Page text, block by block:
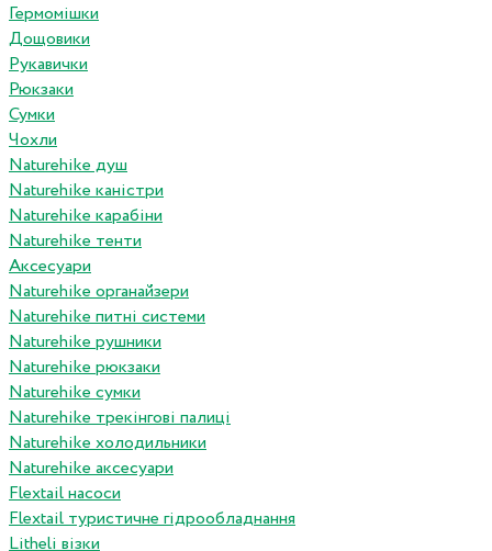
Гермомішки
Дощовики
Рукавички
Рюкзаки
Сумки
Чохли
Naturehike душ
Naturehike каністри
Naturehike карабіни
Naturehike тенти
Аксесуари
Naturehike органайзери
Naturehike питні системи
Naturehike рушники
Naturehike рюкзаки
Naturehike сумки
Naturehike трекінгові палиці
Naturehike холодильники
Naturehike аксесуари
Flextail насоси
Flextail туристичне гідрообладнання
Litheli візки